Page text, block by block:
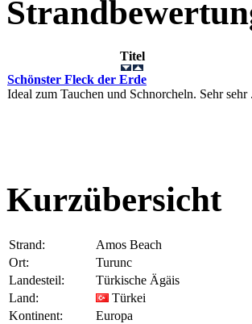
Titel
Schönster Fleck der Erde
Ideal zum Tauchen und Schnorcheln. Sehr sehr
Kurzübersicht
Strand:
Amos Beach
Ort:
Turunc
Landesteil:
Türkische Ägäis
Land:
Türkei
Kontinent:
Europa